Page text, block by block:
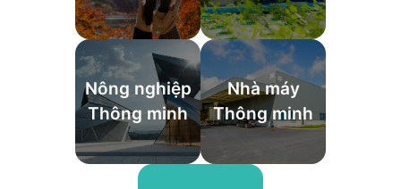
Nông nghiệp
Thông minh
Nhà máy
Thông minh